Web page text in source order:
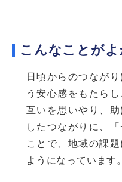
こんなことがよ
日頃からのつなが
う安心感をもたら
互いを思いやり、
したつながりに、
ことで、地域の課
ようになっています。